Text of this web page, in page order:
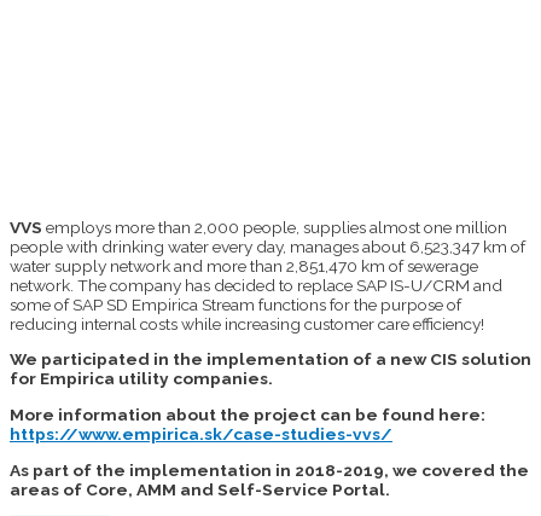
VVS employs more than 2,000 people, supplies almost one million
people with drinking water every day, manages about 6,523,347 km of
water supply network and more than 2,851,470 km of sewerage
network. The company has decided to replace SAP IS-U/CRM and
some of SAP SD Empirica Stream functions for the purpose of
reducing internal costs while increasing customer care efficiency!
We participated in the implementation of a new CIS solution
for Empirica utility companies.
More information about the project can be found here:
https://www.empirica.sk/case-studies-vvs/
As part of the implementation in 2018-2019, we covered the
areas of Core, AMM and Self-Service Portal.